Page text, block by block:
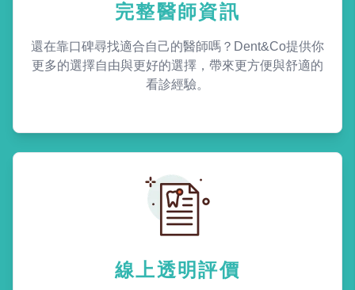
完整醫師資訊
還在靠口碑尋找適合自己的醫師嗎？Dent&Co提供你
更多的選擇自由與更好的選擇，帶來更方便與舒適的
看診經驗。
線上透明評價